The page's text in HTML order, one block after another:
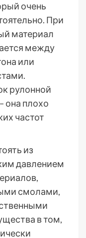
очень
При
материал
между
или
рулонной
она плохо
частот
из
давлением
смолами,
в том,